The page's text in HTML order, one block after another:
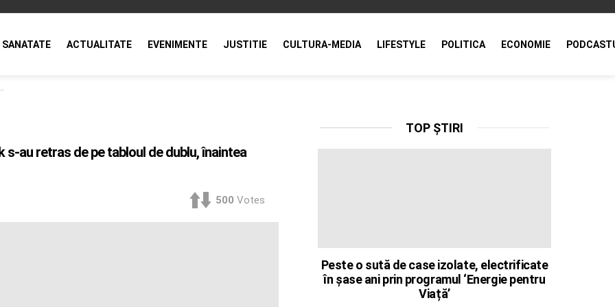
SANATATE ACTUALITATE EVENIMENTE JUSTITIE CULTURA-MEDIA LIFESTYLE POLITICA ECONOMIE
au retras de pe tabloul de dublu, înaintea
500 Votes
TOP ȘTIRI
Peste o sută de case izolate, electrificate
în șase ani prin programul ‘Energie pentru
Viață’